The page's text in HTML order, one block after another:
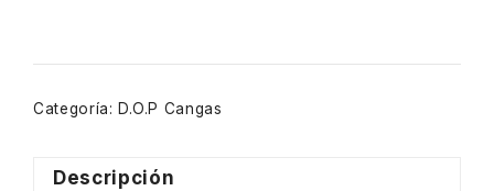
Categoría: D.O.P Cangas
Descripción